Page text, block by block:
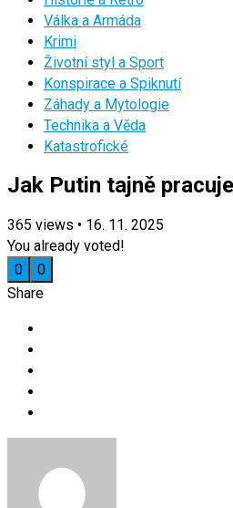
Válka a Armáda
Krimi
Životní styl a Sport
Konspirace a Spiknutí
Záhady a Mytologie
Technika a Věda
Katastrofické
Jak Putin tajně
365 views • 16. 11. 2025
You already voted!
0
0
Share